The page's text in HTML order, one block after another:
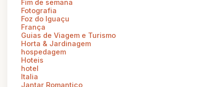
Fim de semana
Fotografia
Foz do Iguaçu
França
Guias de Viagem e Turismo
Horta & Jardinagem
hospedagem
Hoteis
hotel
Italia
Jantar Romantico